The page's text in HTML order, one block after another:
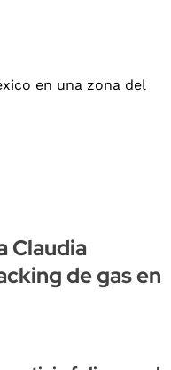
Claudia
de gas en